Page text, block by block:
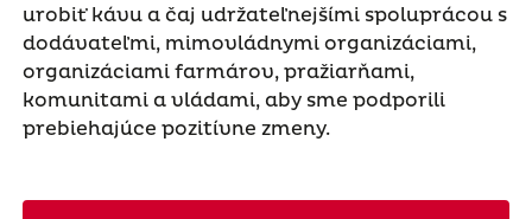
urobiť kávu a čaj udržateľnejšími spoluprácou s
dodávateľmi, mimovládnymi organizáciami,
organizáciami farmárov, pražiarňami,
komunitami a vládami, aby sme podporili
prebiehajúce pozitívne zmeny.